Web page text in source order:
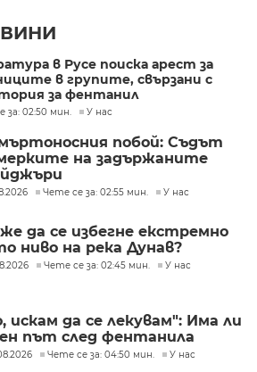
в Русе поиска арест за
в групите, свързани с
за фентанил
за: 02:50 мин. У нас
побой: Съдът
на задържаните
Чете се за: 02:55 мин. У нас
да се избегне екстремно
ниво на река Дунав?
Чете се за: 02:45 мин. У нас
искам да се лекувам": Има ли
път след фентанила
Чете се за: 04:50 мин. У нас